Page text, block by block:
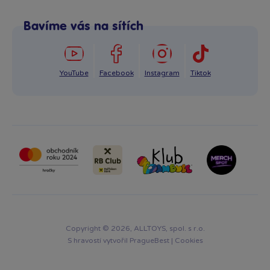
info@bambule.cz
Napsat zprávu
Bavíme vás na sítích
YouTube Facebook Instagram Tiktok
Copyright © 2026, ALLTOYS, spol. s r.o.
S hravostí vytvořil PragueBest| Cookies